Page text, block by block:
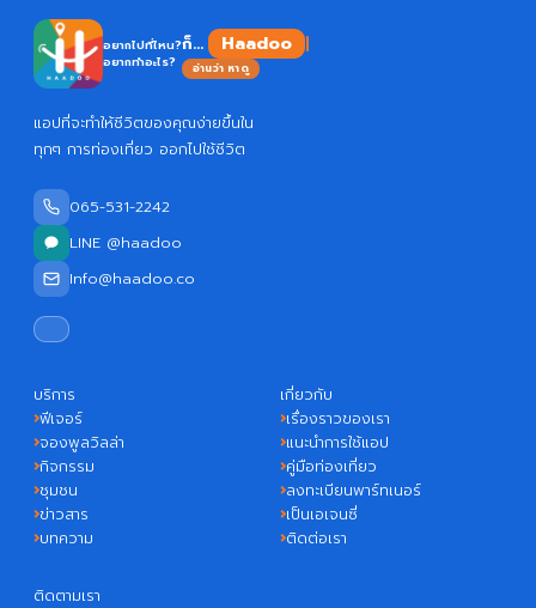
อยากไปที่ไหน?
อยากทำอะไร?
ก็... Haadoo
อ่านว่า หาดู
แอปที่จะทำให้ชีวิตของคุณง่ายขึ้นใน
ทุกๆ การท่องเที่ยว ออกไปใช้ชีวิต
065-531-2242
LINE @haadoo
Info@haadoo.co
บริการ
ฟีเจอร์
จองพูลวิลล่า
กิจกรรม
ชุมชน
ข่าวสาร
บทความ
เกี่ยวกับ
เรื่องราวของเรา
แนะนำการใช้แอป
คู่มือท่องเที่ยว
ลงทะเบียนพาร์ทเนอร์
เป็นเอเจนซี่
ติดต่อเรา
ติดตามเรา